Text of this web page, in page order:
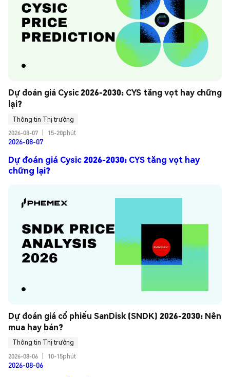
Dự đoán giá Cysic 2026-2030: CYS tăng vọt hay chững
lại?
Thông tin Thị trường
2026-08-07
15-20phút
2026-08-07
Dự đoán giá Cysic 2026-2030: CYS tăng vọt hay
chững lại?
Dự đoán giá cổ phiếu SanDisk (SNDK) 2026-2030: Nên
mua hay bán?
Thông tin Thị trường
2026-08-06
10-15phút
2026-08-06